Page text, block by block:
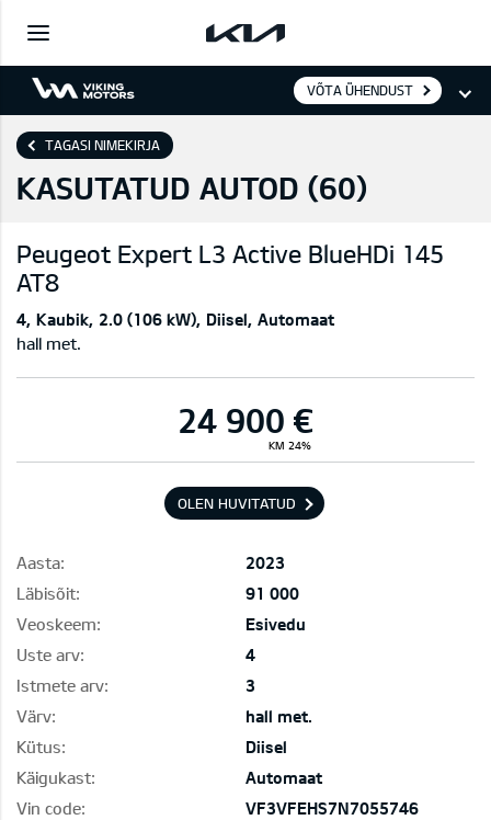
VÕTA ÜHENDUST
TAGASI NIMEKIRJA
KASUTATUD AUTOD (60)
Peugeot Expert L3 Active BlueHDi 145
AT8
4 Kaubik 2.0 (106 kW) Diisel Automaat
hall met.
24 900 €
KM 24%
OLEN HUVITATUD
Aasta:
2023
Läbisõit:
91 000
Veoskeem:
Esivedu
Uste arv:
4
Istmete arv:
3
Värv:
hall met.
Kütus:
Diisel
Käigukast:
Automaat
Vin code:
VF3VFEHS7N7055746